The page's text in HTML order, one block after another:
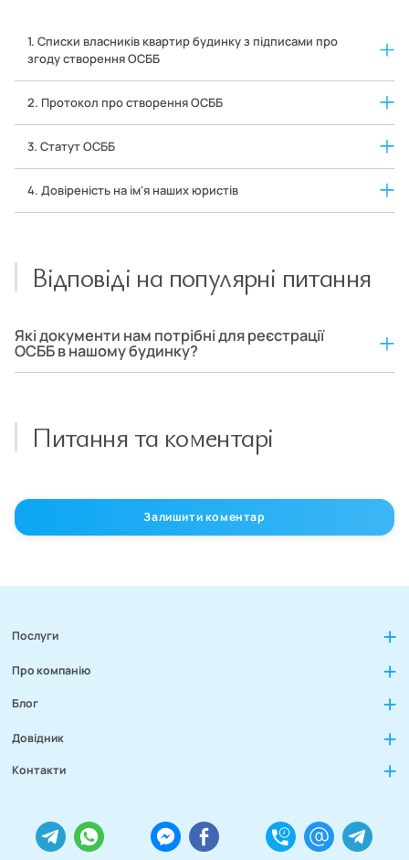
1. Списки власників квартир будинку з підписами про
згоду створення ОСББ
2. Протокол про створення ОСББ
3. Статут ОСББ
4. Довіреність на ім'я наших юристів
Відповіді на популярні питання
Які документи нам потрібні для реєстрації
ОСББ в нашому будинку?
Питання та коментарі
Залишити коментар
Послуги
Про компанію
Блог
Довідник
Контакти